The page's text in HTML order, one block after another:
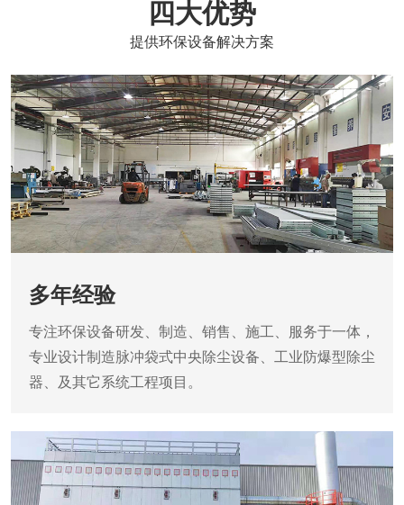
四大优势
提供环保设备解决方案
多年经验
专注环保设备研发、制造、销售、施工、服务于一体，
专业设计制造脉冲袋式中央除尘设备、工业防爆型除尘
器、及其它系统工程项目。